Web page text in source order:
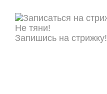
Не тяни!
Запишись на стрижку!